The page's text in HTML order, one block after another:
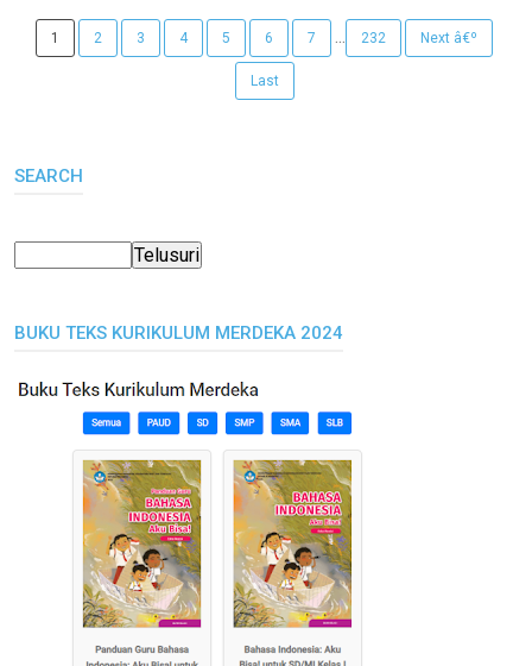
1 2 3 4 5 6 7 ... 232 Next â€º
Last
SEARCH
BUKU TEKS KURIKULUM MERDEKA 2024